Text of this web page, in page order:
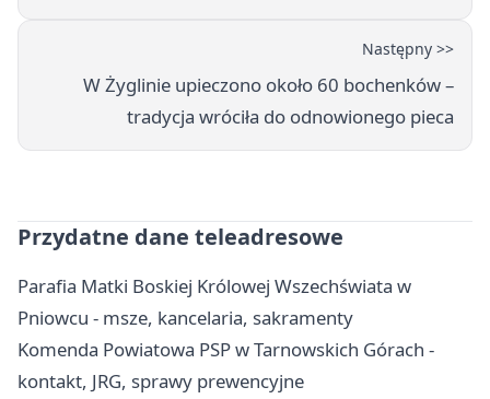
Następny >>
W Żyglinie upieczono około 60 bochenków –
tradycja wróciła do odnowionego pieca
Przydatne dane teleadresowe
Parafia Matki Boskiej Królowej Wszechświata w
Pniowcu - msze, kancelaria, sakramenty
Komenda Powiatowa PSP w Tarnowskich Górach -
kontakt, JRG, sprawy prewencyjne